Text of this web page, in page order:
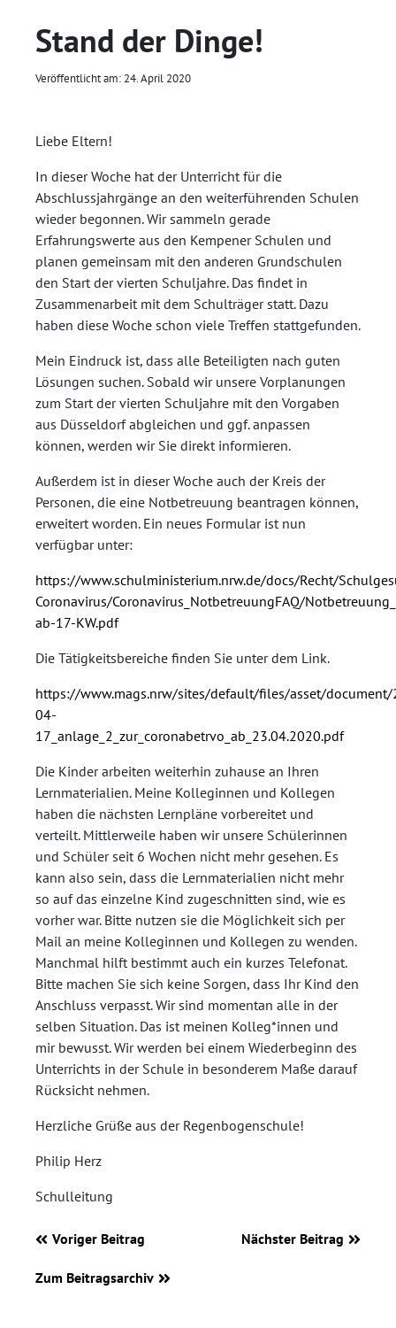
Stand der Dinge!
Veröffentlicht am: 24. April 2020
Liebe Eltern!
In dieser Woche hat der Unterricht für die
Abschlussjahrgänge an den weiterführenden Schulen
wieder begonnen. Wir sammeln gerade
Erfahrungswerte aus den Kempener Schulen und
planen gemeinsam mit den anderen Grundschulen
den Start der vierten Schuljahre. Das findet in
Zusammenarbeit mit dem Schulträger statt. Dazu
haben diese Woche schon viele Treffen stattgefunden.
Mein Eindruck ist, dass alle Beteiligten nach guten
Lösungen suchen. Sobald wir unsere Vorplanungen
zum Start der vierten Schuljahre mit den Vorgaben
aus Düsseldorf abgleichen und ggf. anpassen
können, werden wir Sie direkt informieren.
Außerdem ist in dieser Woche auch der Kreis der
Personen, die eine Notbetreuung beantragen können,
erweitert worden. Ein neues Formular ist nun
verfügbar unter:
https://www.schulministerium.nrw.de/docs/Recht/
Coronavirus/Coronavirus_NotbetreuungFAQ/
ab-17-KW.pdf
Die Tätigkeitsbereiche finden Sie unter dem Link.
https://www.mags.nrw/sites/default/files/asset/
04-
17_anlage_2_zur_coronabetrvo_ab_23.04.2020.pdf
Die Kinder arbeiten weiterhin zuhause an Ihren
Lernmaterialien. Meine Kolleginnen und Kollegen
haben die nächsten Lernpläne vorbereitet und
verteilt. Mittlerweile haben wir unsere Schülerinnen
und Schüler seit 6 Wochen nicht mehr gesehen. Es
kann also sein, dass die Lernmaterialien nicht mehr
so auf das einzelne Kind zugeschnitten sind, wie es
vorher war. Bitte nutzen sie die Möglichkeit sich per
Mail an meine Kolleginnen und Kollegen zu wenden.
Manchmal hilft bestimmt auch ein kurzes Telefonat.
Bitte machen Sie sich keine Sorgen, dass Ihr Kind den
Anschluss verpasst. Wir sind momentan alle in der
selben Situation. Das ist meinen Kolleg*innen und
mir bewusst. Wir werden bei einem Wiederbeginn des
Unterrichts in der Schule in besonderem Maße darauf
Rücksicht nehmen.
Herzliche Grüße aus der Regenbogenschule!
Philip Herz
Schulleitung
Voriger Beitrag Nächster Beitrag
Zum Beitragsarchiv